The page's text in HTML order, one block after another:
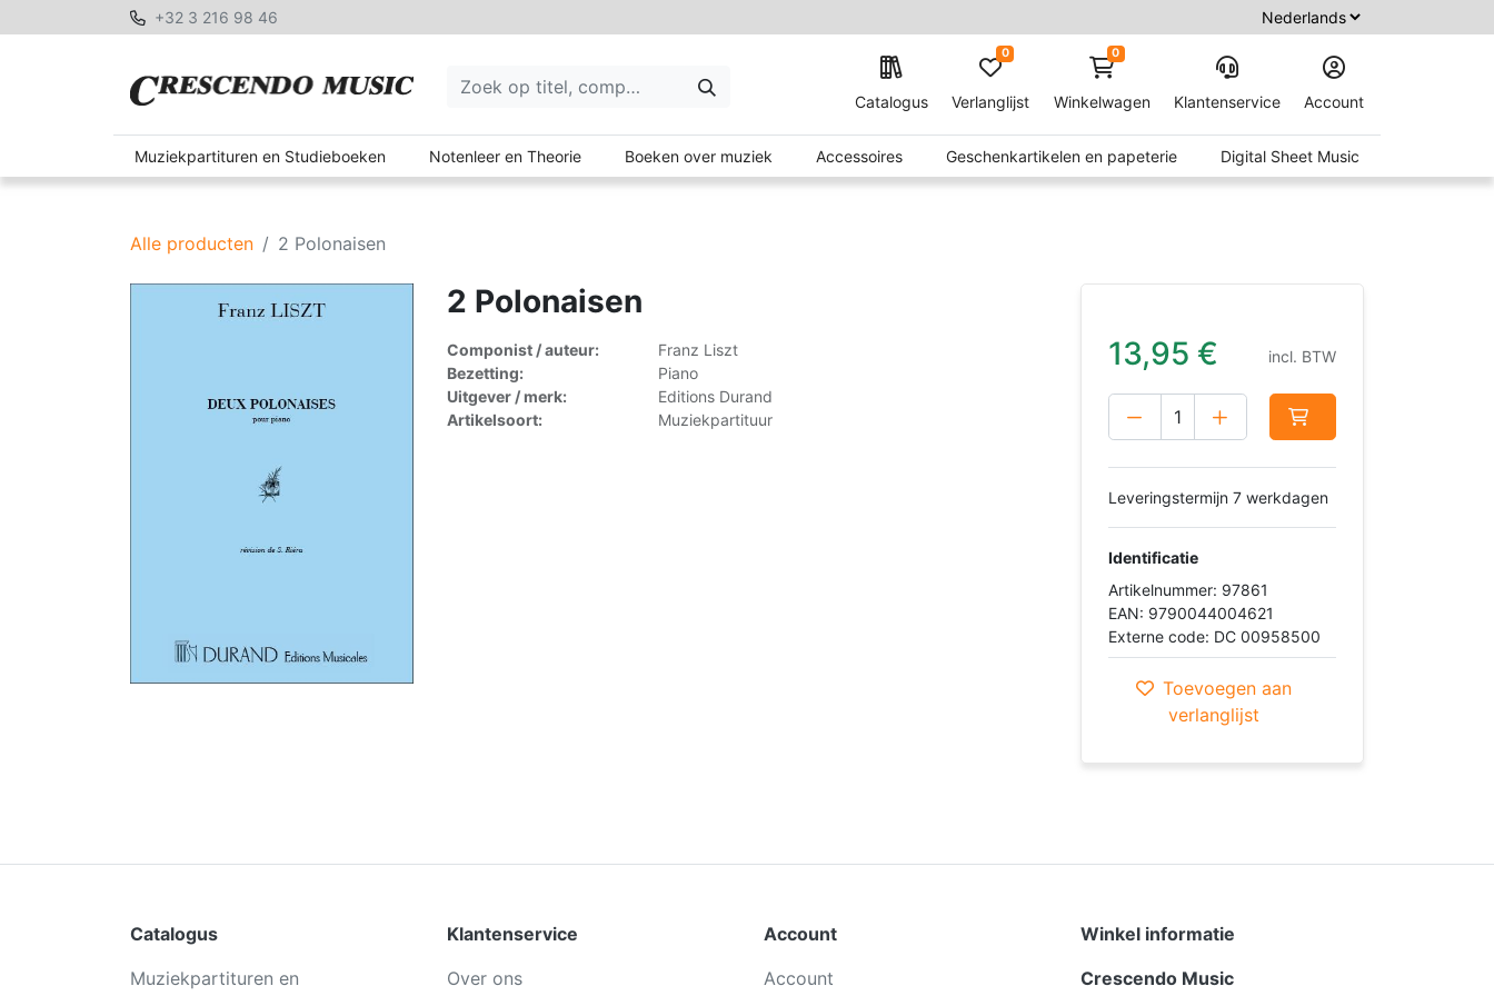
+32 3 216 98 46
Catalogus Verlanglijst
0 0
Winkelwagen Klantenservice Account
Muziekpartituren en Studieboeken Notenleer en Theorie Boeken over muziek Accessoires Geschenkartikelen en papeterie Digital Sheet Music
Alle producten 2 Polonaisen
2 Polonaisen
Componist / auteur:
Franz Liszt
Bezetting:
Piano
Uitgever / merk:
Editions Durand
Artikelsoort:
Muziekpartituur
13,95 € incl. BTW
Leveringstermijn 7 werkdagen
Identificatie
Artikelnummer: 97861
EAN: 9790044004621
Externe code: DC 00958500
Toevoegen aan
verlanglijst
Catalogus
Muziekpartituren en
Klantenservice
Over ons
Account
Account
Winkel informatie
Crescendo Music